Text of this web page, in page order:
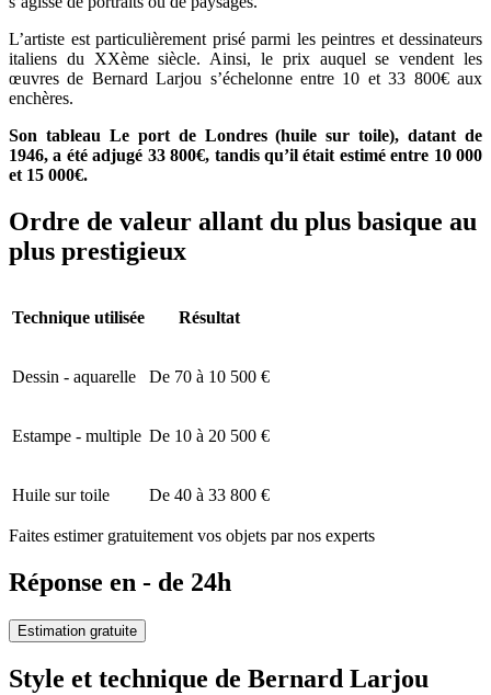
L’artiste est particulièrement prisé parmi les peintres et dessinateurs
italiens du XXème siècle. Ainsi, le prix auquel se vendent les
œuvres de Bernard Larjou s’échelonne entre 10 et 33 800€ aux
enchères.
Son tableau Le port de Londres (huile sur toile), datant de
1946, a été adjugé 33 800€, tandis qu’il était estimé entre 10 000
et 15 000€.
Ordre de valeur allant du plus basique au
plus prestigieux
Technique utilisée Résultat
Dessin - aquarelle De 70 à 10 500 €
Estampe - multiple De 10 à 20 500 €
Huile sur toile De 40 à 33 800 €
Faites estimer gratuitement vos objets par nos experts
Réponse en - de 24h
Estimation gratuite
Style et technique de Bernard Larjou